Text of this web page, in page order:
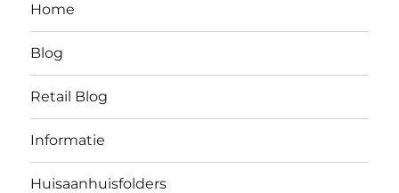
Home
Blog
Retail Blog
Informatie
Huisaanhuisfolders